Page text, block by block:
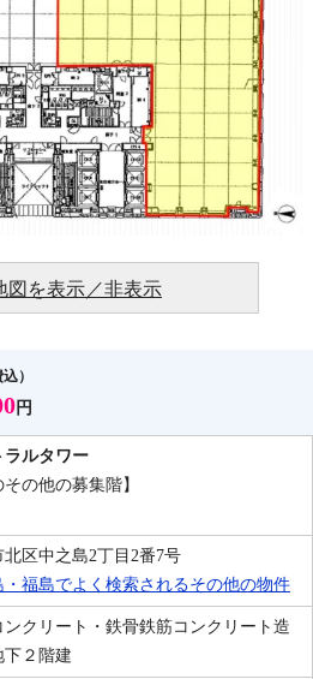
図を表示／非表示
）
円
ラルタワー
その他の募集階】
区中之島2丁目2番7号
福島でよく検索されるその他の物件
クリート・鉄骨鉄筋コンクリート造
下２階建